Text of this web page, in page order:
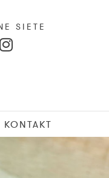
SIETE
KONTAKT